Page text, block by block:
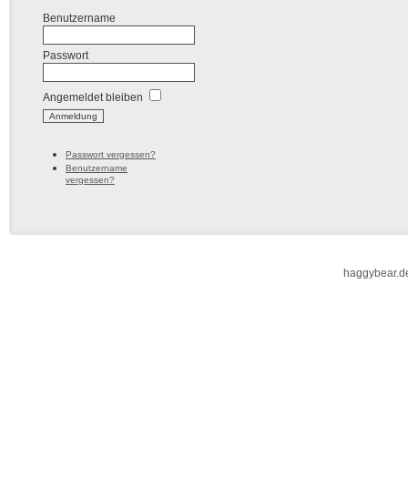
Benutzername
Passwort
Angemeldet bleiben
Passwort vergessen?
Benutzername
vergessen?